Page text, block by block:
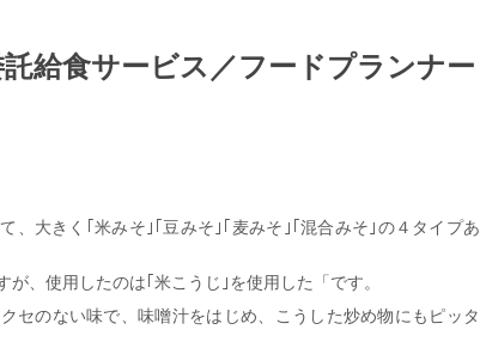
給食サービス／フードプランナー
、大きく｢米みそ｣｢豆みそ｣｢麦みそ｣｢混合みそ｣の４タイプあ
、使用したのは｢米こうじ｣を使用した「です。
セのない味で、味噌汁をはじめ、こうした炒め物にもピッタ